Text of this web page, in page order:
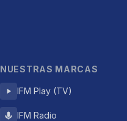
NUESTRAS MARCAS
IFM Play (TV)
IFM Radio